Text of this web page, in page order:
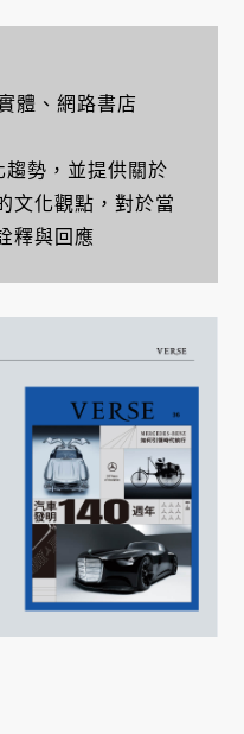
體、網路書店
勢，並提供關於
文化觀點，對於當
釋與回應